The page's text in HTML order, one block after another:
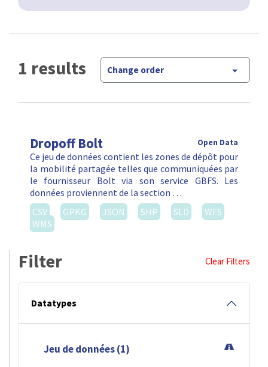
1 results Change order
Dropoff Bolt Open Data
Ce jeu de données contient les zones de dépôt pour
la mobilité partagée telles que communiquées par
le fournisseur Bolt via son service GBFS. Les
données proviennent de la section …
CSV
GPKG JSON SHP SLD
WFS
WMS
Filter Clear Filters
Datatypes
Jeu de données (1)